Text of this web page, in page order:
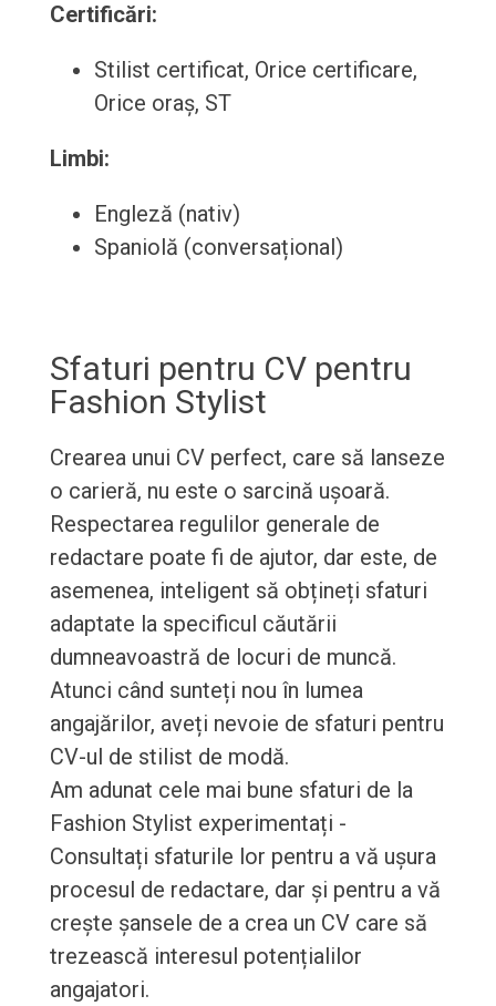
Certificări:
Stilist certificat, Orice certificare,
Orice oraș, ST
Limbi:
Engleză (nativ)
Spaniolă (conversațional)
Sfaturi pentru CV pentru
Fashion Stylist
Crearea unui CV perfect, care să lanseze
o carieră, nu este o sarcină ușoară.
Respectarea regulilor generale de
redactare poate fi de ajutor, dar este, de
asemenea, inteligent să obțineți sfaturi
adaptate la specificul căutării
dumneavoastră de locuri de muncă.
Atunci când sunteți nou în lumea
angajărilor, aveți nevoie de sfaturi pentru
CV-ul de stilist de modă.
Am adunat cele mai bune sfaturi de la
Fashion Stylist experimentați -
Consultați sfaturile lor pentru a vă ușura
procesul de redactare, dar și pentru a vă
crește șansele de a crea un CV care să
trezească interesul potențialilor
angajatori.